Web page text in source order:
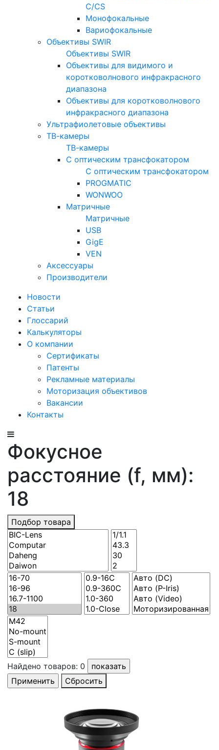
C/CS
Монофокальные
Вариофокальные
Объективы SWIR
Объективы SWIR
Объективы для видимого и
коротковолнового инфракрасного
диапазона
Объективы для коротковолнового
инфракрасного диапазона
Ультрафиолетовые объективы
ТВ-камеры
ТВ-камеры
С оптическим трансфокатором
С оптическим трансфокатором
PROGMATIC
WONWOO
Матричные
Матричные
USB
GigE
VEN
Аксессуары
Производители
Новости
Статьи
Глоссарий
Калькуляторы
О компании
Сертификаты
Патенты
Рекламные материалы
Моторизация объективов
Вакансии
Контакты
Фокусное
расстояние (f, мм):
18
Подбор товара
Найдено товаров: 0
Сбросить